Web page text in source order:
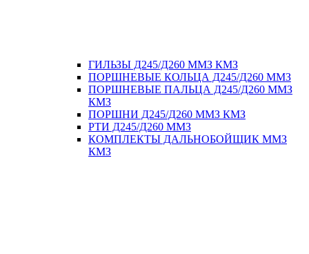
ГИЛЬЗЫ Д245/Д260 ММЗ КМЗ
ПОРШНЕВЫЕ КОЛЬЦА Д245/Д260 ММЗ
ПОРШНЕВЫЕ ПАЛЬЦА Д245/Д260 ММЗ
КМЗ
ПОРШНИ Д245/Д260 ММЗ КМЗ
РТИ Д245/Д260 ММЗ
КОМПЛЕКТЫ ДАЛЬНОБОЙЩИК ММЗ
КМЗ